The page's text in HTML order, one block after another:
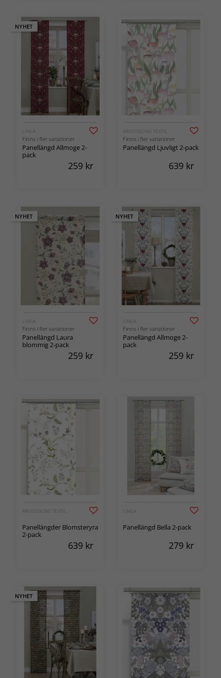
NYHET
LINEA
Finns i fler variationer
Panellängd Allmoge 2-
pack
259 kr
ARVIDSSONS TEXTIL
Finns i fler variationer
Panellängd Ljuvligt 2-pack
639 kr
NYHET
LINEA
Finns i fler variationer
Panellängd Laura
blommig 2-pack
259 kr
NYHET
LINEA
Finns i fler variationer
Panellängd Allmoge 2-
pack
259 kr
ARVIDSSONS TEXTIL
Panellängder Blomsteryra
2-pack
639 kr
LINEA
Panellängd Bella 2-pack
279 kr
NYHET